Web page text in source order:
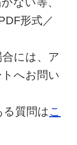
形式／
には、ア
へお問い
質問は こ